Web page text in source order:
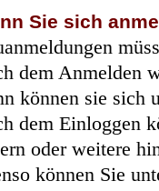
Sie sich
dem Anmelden
können sie sich
dem Einloggen
oder weitere
können Sie